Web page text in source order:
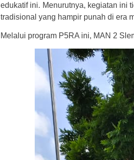
edukatif ini. Menurutnya, kegiatan ini
tradisional yang hampir punah di era
Melalui program P5RA ini, MAN 2